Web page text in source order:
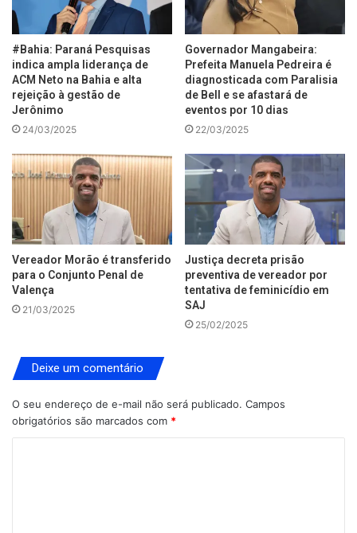
#Bahia: Paraná Pesquisas
indica ampla liderança de
ACM Neto na Bahia e alta
rejeição à gestão de
Jerônimo
24/03/2025
Governador Mangabeira:
Prefeita Manuela Pedreira é
diagnosticada com Paralisia
de Bell e se afastará de
eventos por 10 dias
22/03/2025
Vereador Morão é transferido
para o Conjunto Penal de
Valença
21/03/2025
Justiça decreta prisão
preventiva de vereador por
tentativa de feminicídio em
SAJ
25/02/2025
Deixe um comentário
O seu endereço de e-mail não será publicado. Campos
obrigatórios são marcados com *